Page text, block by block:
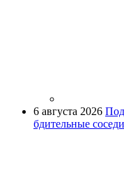
6 августа 2026
бдительные соседи